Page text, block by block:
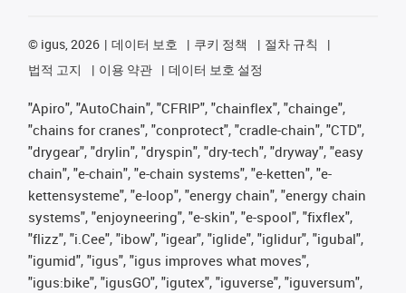
© igus, 2026 데이터 보호 쿠키 정책
절차 규칙
법적 고지
이용 약관 데이터 보호 설정
"Apiro", "AutoChain", "CFRIP", "chainflex", "chainge",
"chains for cranes", "conprotect", "cradle-chain", "CTD",
"drygear", "drylin", "dryspin", "dry-tech", "dryway", "easy
chain", "e-chain", "e-chain systems", "e-ketten", "e-
kettensysteme", "e-loop", "energy chain", "energy chain
systems", "enjoyneering", "e-skin", "e-spool", "fixflex",
"flizz", "i.Cee", "ibow", "igear", "iglide", "iglidur", "igubal",
"igumid", "igus", "igus improves what moves",
"igus:bike", "igusGO", "igutex", "iguverse", "iguversum",